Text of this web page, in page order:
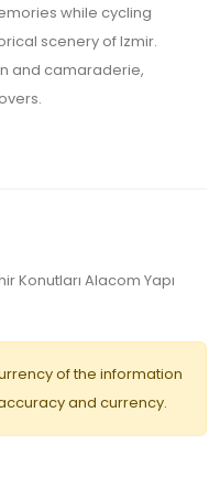
while cycling
scenery of Izmir.
and camaraderie,
Konutları Alacom Yapı
of the information
and currency.